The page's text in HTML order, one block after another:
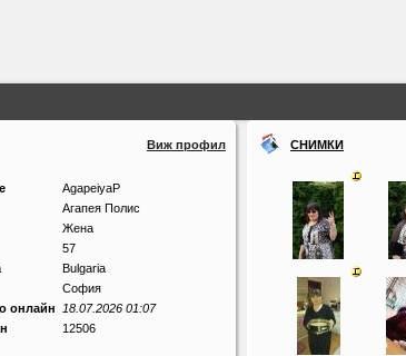
Виж профил
AgapeiyaP
Агапея Полис
Жена
57
Bulgaria
София
онлайн
18.07.2026 01:07
12506
СНИМКИ